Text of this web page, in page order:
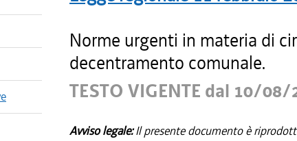
Norme urgenti in materia di
decentramento comunale.
TESTO VIGENTE dal 10/08/
Avviso legale:Il presente documento è